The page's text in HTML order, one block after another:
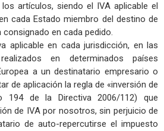
artículos, siendo el IVA aplicable el
cada Estado miembro del destino de
en cada pedido.
aplicable en cada jurisdicción, en las
en determinados países
a un destinatario empresario o
de aplicación la regla de «inversión de
194 de la Directiva 2006/112) que
de IVA por nosotros, sin perjuicio de
de auto-repercutirse el impuesto